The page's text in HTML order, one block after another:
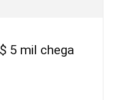
5 mil chega